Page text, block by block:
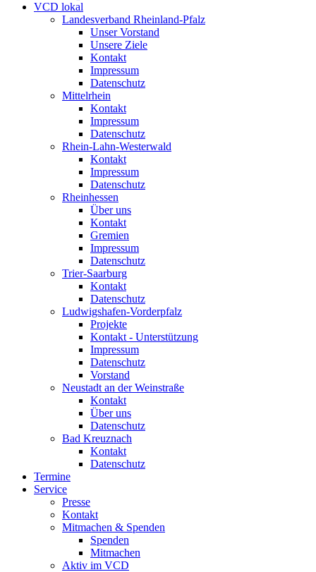
VCD lokal
Landesverband Rheinland-Pfalz
Unser Vorstand
Unsere Ziele
Kontakt
Impressum
Datenschutz
Mittelrhein
Kontakt
Impressum
Datenschutz
Rhein-Lahn-Westerwald
Kontakt
Impressum
Datenschutz
Rheinhessen
Über uns
Kontakt
Gremien
Impressum
Datenschutz
Trier-Saarburg
Kontakt
Datenschutz
Ludwigshafen-Vorderpfalz
Projekte
Kontakt - Unterstützung
Impressum
Datenschutz
Vorstand
Neustadt an der Weinstraße
Kontakt
Über uns
Datenschutz
Bad Kreuznach
Kontakt
Datenschutz
Termine
Service
Presse
Kontakt
Mitmachen & Spenden
Spenden
Mitmachen
Aktiv im VCD